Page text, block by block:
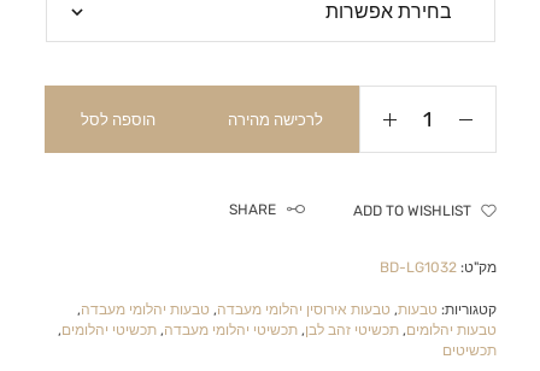
לרכישה מהירה הוספה לסל
ADD TO WISHLIST
SHARE
מק"ט:BD-LG1032
קטגוריות: טבעות, טבעות אירוסין יהלומי מעבדה, טבעות יהלומי מעבדה,
טבעות יהלומים,תכשיטי זהב לבן,תכשיטי יהלומי מעבדה,תכשיטי יהלומים,
תכשיטים